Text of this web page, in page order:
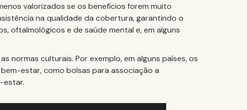
valorizados se os benefícios forem muito
na qualidade da cobertura, garantindo o
oftalmológicos e de saúde mental e, em alguns
normas culturais. Por exemplo, em alguns países, os
estar, como bolsas para associação a
estar.